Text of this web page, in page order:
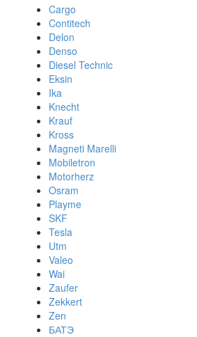
Cargo
Contitech
Delon
Denso
Diesel Technic
Eksin
Ika
Knecht
Krauf
Kross
Magneti Marelli
Mobiletron
Motorherz
Osram
Playme
SKF
Tesla
Utm
Valeo
Wai
Zaufer
Zekkert
Zen
БАТЭ